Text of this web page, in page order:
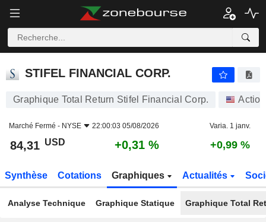
STIFEL FINANCIAL CORP.
STIFEL FINANCIAL CORP.
Graphique Total Return Stifel Financial Corp.
Marché Fermé - NYSE 22:00:03 05/08/2026 Varia. 1 janv.
84,31 USD +0,31 % +0,99 %
Synthèse Cotations Graphiques Actualités
Analyse Technique Graphique Statique Graphique Total